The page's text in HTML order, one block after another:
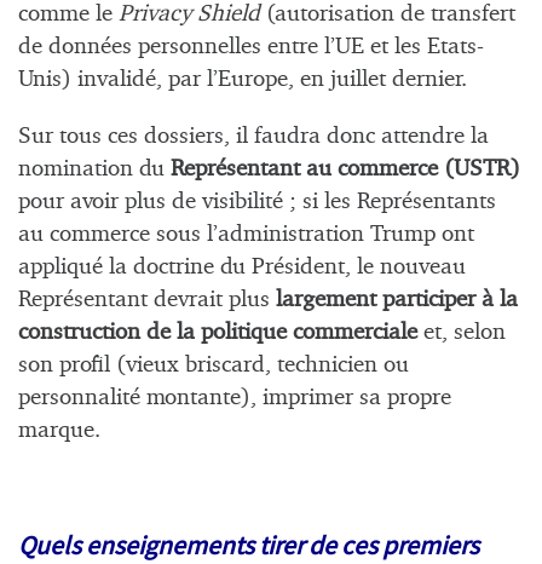
comme le Privacy Shield(autorisation de transfert
de données personnelles entre l’UE et les Etats-
Unis) invalidé, par l’Europe, en juillet dernier.
Sur tous ces dossiers, il faudra donc attendre la
nomination du Représentant au commerce (USTR)
pour avoir plus de visibilité ; si les Représentants
au commerce sous l’administration Trump ont
appliqué la doctrine du Président, le nouveau
Représentant devrait plus largement participer à la
construction de la politique commercialeet, selon
son profil (vieux briscard, technicien ou
personnalité montante), imprimer sa propre
marque.
Quels enseignements tirer de ces premiers